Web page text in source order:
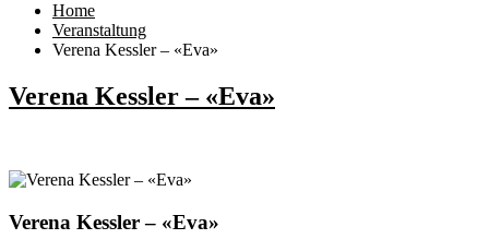
Home
Veranstaltung
Verena Kessler – «Eva»
Verena Kessler – «Eva»
Verena Kessler – «Eva»